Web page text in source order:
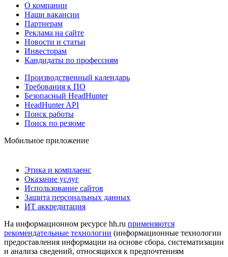
О компании
Наши вакансии
Партнерам
Реклама на сайте
Новости и статьи
Инвесторам
Кандидаты по профессиям
Производственный календарь
Требования к ПО
Безопасный HeadHunter
HeadHunter API
Поиск работы
Поиск по резюме
Мобильное приложение
Этика и комплаенс
Оказание услуг
Использование сайтов
Защита персональных данных
ИТ аккредитация
На информационном ресурсе hh.ru применяются
рекомендательные технологии (информационные технологии
предоставления информации на основе сбора, систематизации
и анализа сведений, относящихся к предпочтениям